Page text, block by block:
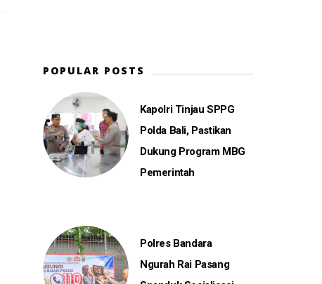
POPULAR POSTS
Kapolri Tinjau SPPG
Polda Bali, Pastikan
Dukung Program MBG
Pemerintah
Polres Bandara
Ngurah Rai Pasang